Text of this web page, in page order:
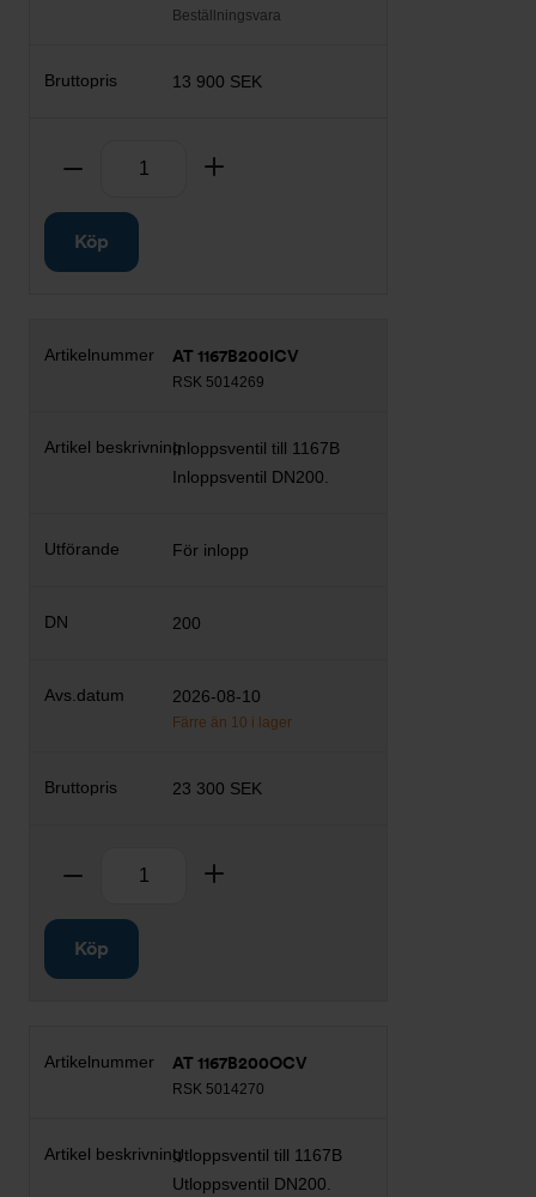
Beställningsvara
13 900 SEK
Ta bort
Köp
AT 1167B200ICV
RSK 5014269
Inloppsventil till 1167B
Inloppsventil DN200.
För inlopp
200
2026-08-10
Färre än 10 i lager
23 300 SEK
Ta bort
Köp
AT 1167B200OCV
RSK 5014270
Utloppsventil till 1167B
Utloppsventil DN200.